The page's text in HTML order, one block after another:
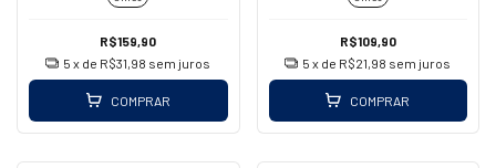
R$159,90
5 x de R$31,98 sem juros
COMPRAR
R$109,90
5 x de R$21,98 sem juros
COMPRAR